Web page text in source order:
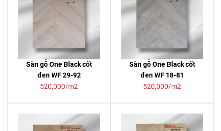
Sàn gỗ One Black cốt
đen WF 29-92
520,000/m2
Sàn gỗ One Black cốt
đen WF 18-81
520,000/m2